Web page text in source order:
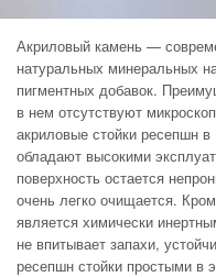
Акриловый камень —
натуральных минеральных
пигментных добавок.
в нем отсутствуют
акриловые стойки ресепшн в
обладают высокими
поверхность остается
очень легко очищается.
является химически
не впитывает запахи,
ресепшн стойки простыми в